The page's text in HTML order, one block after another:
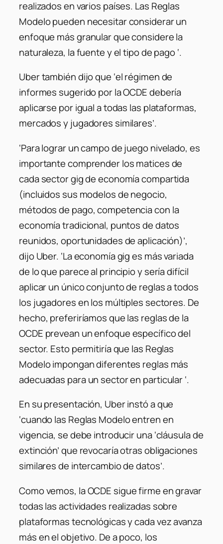
realizados en varios países. Las Reglas
Modelo pueden necesitar considerar un
enfoque más granular que considere la
naturaleza, la fuente y el tipo de pago ‘.
Uber también dijo que ‘el régimen de
informes sugerido por la OCDE debería
aplicarse por igual a todas las plataformas,
mercados y jugadores similares’.
‘Para lograr un campo de juego nivelado, es
importante comprender los matices de
cada sector gig de economía compartida
(incluidos sus modelos de negocio,
métodos de pago, competencia con la
economía tradicional, puntos de datos
reunidos, oportunidades de aplicación)’,
dijo Uber. ‘La economía gig es más variada
de lo que parece al principio y sería difícil
aplicar un único conjunto de reglas a todos
los jugadores en los múltiples sectores. De
hecho, preferiríamos que las reglas de la
OCDE prevean un enfoque específico del
sector. Esto permitiría que las Reglas
Modelo impongan diferentes reglas más
adecuadas para un sector en particular ‘.
En su presentación, Uber instó a que
‘cuando las Reglas Modelo entren en
vigencia, se debe introducir una ‘cláusula de
extinción’ que revocaría otras obligaciones
similares de intercambio de datos’.
Como vemos, la OCDE sigue firme en gravar
todas las actividades realizadas sobre
plataformas tecnológicas y cada vez avanza
más en el objetivo. De a poco, los